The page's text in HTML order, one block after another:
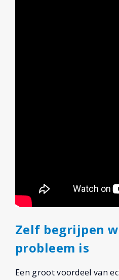
Zelf begrijpen
probleem is
Een groot voordeel van